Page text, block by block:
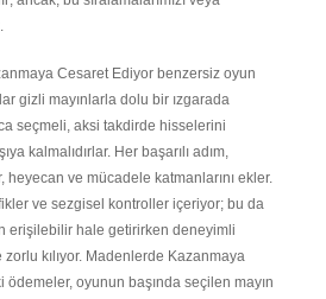
Cesaret Ediyor benzersiz oyun
gizli mayınlarla dolu bir ızgarada
seçmeli, aksi takdirde hisselerini
kalmalıdırlar. Her başarılı adım,
heyecan ve mücadele katmanlarını ekler.
ve sezgisel kontroller içeriyor; bu da
erişilebilir hale getirirken deneyimli
kılıyor. Madenlerde Kazanmaya
oyunun başında seçilen mayın